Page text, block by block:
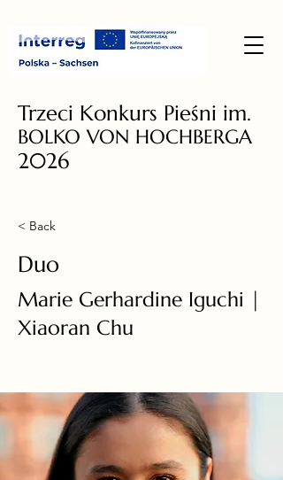
Trzeci Konkurs Pieśni im.
BOLKO VON HOCHBERGA
2026
< Back
Duo
Marie Gerhardine Iguchi |
Xiaoran Chu